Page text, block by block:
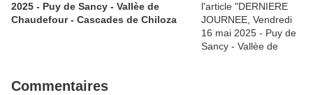
2025 - Puy de Sancy - Vallèe de
Chaudefour - Cascades de Chiloza
Commentaires